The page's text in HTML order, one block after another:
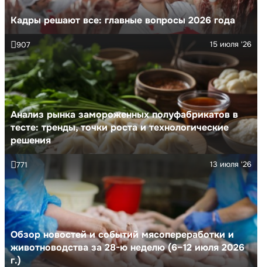
Кадры решают все: главные вопросы 2026 года
Анализ рынка замороженных полуфабрикатов в
тесте: тренды, точки роста и технологические
решения
15 июля '26
907
Обзор новостей и событий мясопереработки и
животноводства за 28-ю неделю (6–12 июля 2026
г.)
13 июля '26
771